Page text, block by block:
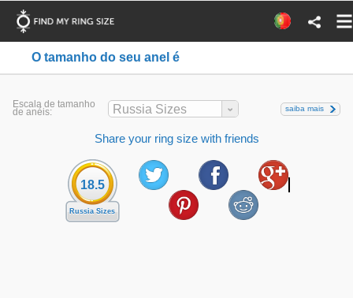
O tamanho do seu anel é
Escala de tamanho
de anéis: Russia Sizes saiba mais
Share your ring size with friends
18.5
Russia Sizes